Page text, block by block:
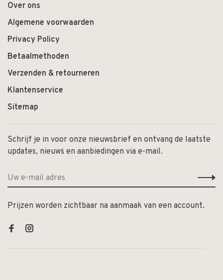
Over ons
Algemene voorwaarden
Privacy Policy
Betaalmethoden
Verzenden & retourneren
Klantenservice
Sitemap
Schrijf je in voor onze nieuwsbrief en ontvang de laatste
updates, nieuws en aanbiedingen via e-mail.
Prijzen worden zichtbaar na aanmaak van een account.